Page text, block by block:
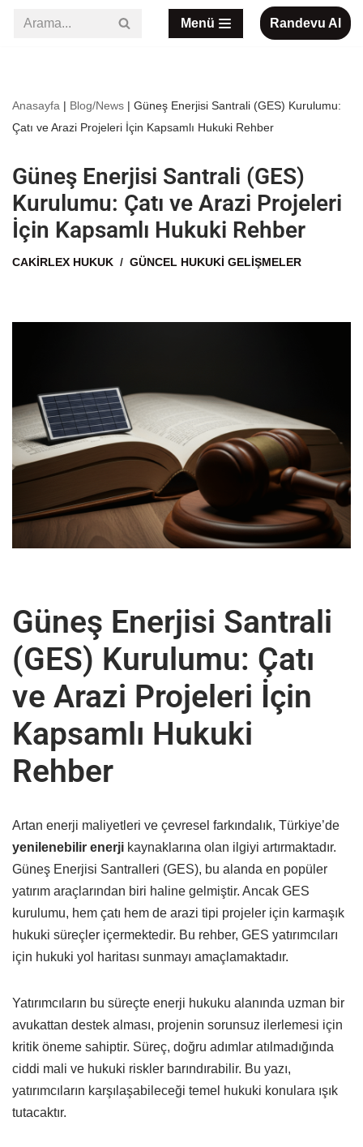
Menü Randevu Al
Anasayfa | Blog/News | Güneş Enerjisi Santrali (GES) Kurulumu:
Çatı ve Arazi Projeleri İçin Kapsamlı Hukuki Rehber
Güneş Enerjisi Santrali (GES)
Kurulumu: Çatı ve Arazi Projeleri
İçin Kapsamlı Hukuki Rehber
CAKIRLEX HUKUK GÜNCEL HUKUKI GELIŞMELER
Güneş Enerjisi Santrali
(GES) Kurulumu: Çatı
ve Arazi Projeleri İçin
Kapsamlı Hukuki
Rehber
Artan enerji maliyetleri ve çevresel farkındalık, Türkiye’de
yenilenebilir enerji kaynaklarına olan ilgiyi artırmaktadır.
Güneş Enerjisi Santralleri (GES), bu alanda en popüler
yatırım araçlarından biri haline gelmiştir. Ancak GES
kurulumu, hem çatı hem de arazi tipi projeler için karmaşık
hukuki süreçler içermektedir. Bu rehber, GES yatırımcıları
için hukuki yol haritası sunmayı amaçlamaktadır.
Yatırımcıların bu süreçte enerji hukuku alanında uzman bir
avukattan destek alması, projenin sorunsuz ilerlemesi için
kritik öneme sahiptir. Süreç, doğru adımlar atılmadığında
ciddi mali ve hukuki riskler barındırabilir. Bu yazı,
yatırımcıların karşılaşabileceği temel hukuki konulara ışık
tutacaktır.